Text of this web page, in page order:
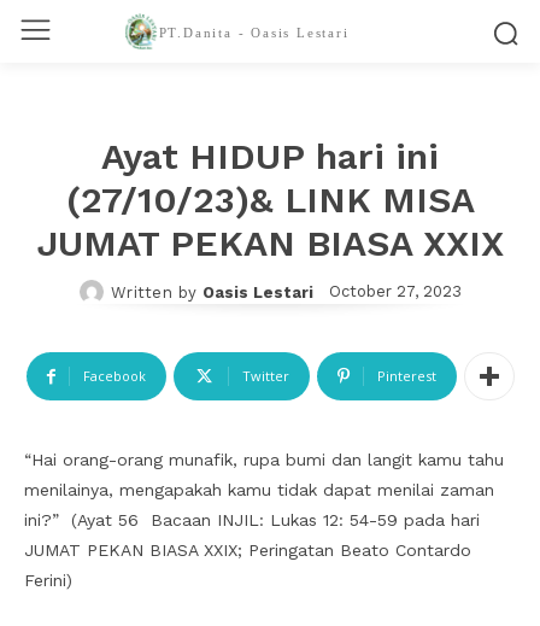
PT.Danita - Oasis Lestari
Ayat HIDUP hari ini
(27/10/23)& LINK MISA
JUMAT PEKAN BIASA XXIX
Written by Oasis Lestari October 27, 2023
Facebook Twitter Pinterest
“Hai orang-orang munafik, rupa bumi dan langit kamu tahu
menilainya, mengapakah kamu tidak dapat menilai zaman
ini?” (Ayat 56 Bacaan INJIL: Lukas 12: 54-59 pada hari
JUMAT PEKAN BIASA XXIX; Peringatan Beato Contardo
Ferini)